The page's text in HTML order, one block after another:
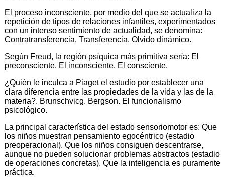
El proceso inconsciente, por medio del que se actualiza la
repetición de tipos de relaciones infantiles, experimentados
con un intenso sentimiento de actualidad, se denomina:
Contratransferencia. Transferencia. Olvido dinámico.
Según Freud, la región psíquica más primitiva sería: El
preconsciente. El inconsciente. El consciente.
¿Quién le inculca a Piaget el estudio por establecer una
clara diferencia entre las propiedades de la vida y las de la
materia?. Brunschvicg. Bergson. El funcionalismo
psicológico.
La principal característica del estado sensoriomotor es: Que
los niños muestran pensamiento egocéntrico (estadio
preoperacional). Que los niños consiguen descentrarse,
aunque no pueden solucionar problemas abstractos (estadio
de operaciones concretas). Que la inteligencia es puramente
práctica.